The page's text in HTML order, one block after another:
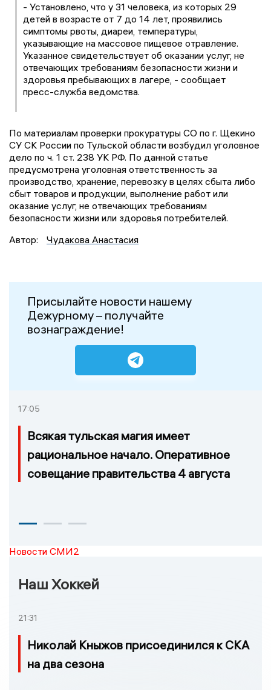
- Установлено, что у 31 человека, из которых 29
детей в возрасте от 7 до 14 лет, проявились
симптомы рвоты, диареи, температуры,
указывающие на массовое пищевое отравление.
Указанное свидетельствует об оказании услуг, не
отвечающих требованиям безопасности жизни и
здоровья пребывающих в лагере, - сообщает
пресс-служба ведомства.
По материалам проверки прокуратуры СО по г. Щекино
СУ СК России по Тульской области возбудил уголовное
дело по ч. 1 ст. 238 УК РФ. По данной статье
предусмотрена уголовная ответственность за
производство, хранение, перевозку в целях сбыта либо
сбыт товаров и продукции, выполнение работ или
оказание услуг, не отвечающих требованиям
безопасности жизни или здоровья потребителей.
Автор:
Чудакова Анастасия
Присылайте новости нашему
Дежурному – получайте
вознаграждение!
17:05
Всякая тульская магия имеет
рациональное начало. Оперативное
совещание правительства 4 августа
Новости СМИ2
Наш Хоккей
21:31
Николай Кныжов присоединился к СКА
на два сезона